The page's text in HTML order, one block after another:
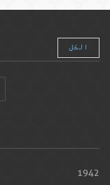
الكل
1942